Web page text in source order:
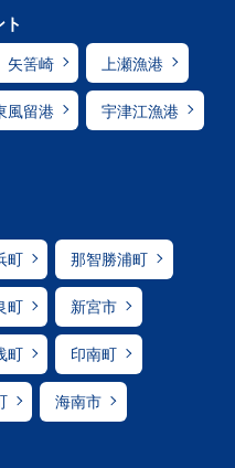
矢筈崎 上瀬漁港
風留港 宇津江漁港
町 那智勝浦町
町 新宮市
町 印南町
海南市